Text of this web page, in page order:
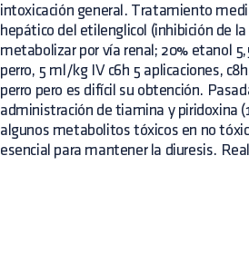
intoxicación general. Tratamiento
hepático del etilenglicol (inhibición de
metabolizar por vía renal; 20% etanol
perro, 5 ml/kg IV c6h 5 aplicaciones,
perro pero es difícil su obtención.
administración de tiamina y piridoxina
algunos metabolitos tóxicos en no
esencial para mantener la diuresis.